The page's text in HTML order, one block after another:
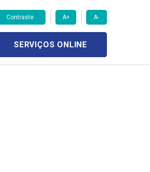
Contraste A+ A-
SERVIÇOS ONLINE